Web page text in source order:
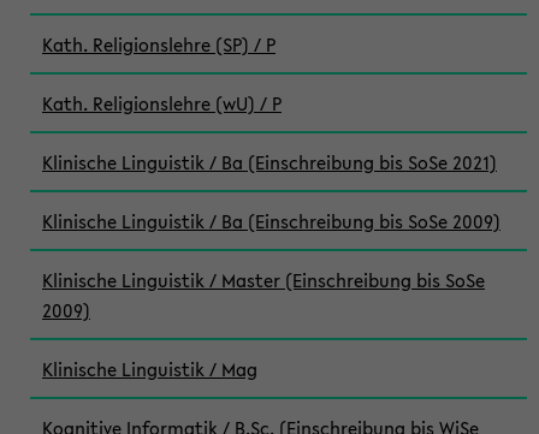
Kath. Religionslehre (SP) / P
Kath. Religionslehre (wU) / P
Klinische Linguistik / Ba (Einschreibung bis SoSe 2021)
Klinische Linguistik / Ba (Einschreibung bis SoSe 2009)
Klinische Linguistik / Master (Einschreibung bis SoSe
2009)
Klinische Linguistik / Mag
Kognitive Informatik / B.Sc. (Einschreibung bis WiSe